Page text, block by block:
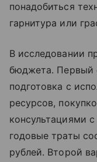
понадобиться
гарнитура или
В исследовании
бюджета. Первый
подготовка с
ресурсов,
консультациями
годовые траты
рублей. Второй